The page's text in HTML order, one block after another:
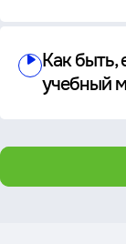
Как быть,
учебный